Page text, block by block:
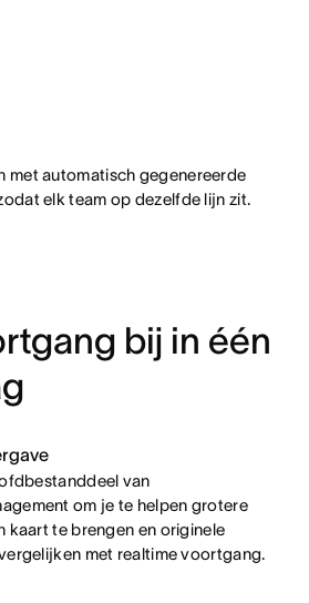
met automatisch gegenereerde
elk team op dezelfde lijn zit.
bij in één
van
om je te helpen grotere
kaart te brengen en originele
met realtime voortgang.